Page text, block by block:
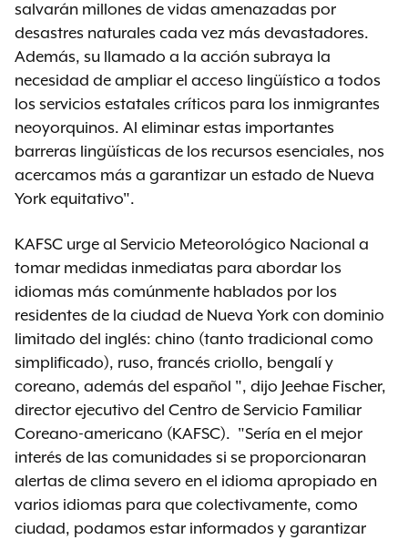
salvarán millones de vidas amenazadas por
desastres naturales cada vez más devastadores.
Además, su llamado a la acción subraya la
necesidad de ampliar el acceso lingüístico a todos
los servicios estatales críticos para los inmigrantes
neoyorquinos. Al eliminar estas importantes
barreras lingüísticas de los recursos esenciales, nos
acercamos más a garantizar un estado de Nueva
York equitativo".
KAFSC urge al Servicio Meteorológico Nacional a
tomar medidas inmediatas para abordar los
idiomas más comúnmente hablados por los
residentes de la ciudad de Nueva York con dominio
limitado del inglés: chino (tanto tradicional como
simplificado), ruso, francés criollo, bengalí y
coreano, además del español ", dijo Jeehae Fischer,
director ejecutivo del Centro de Servicio Familiar
Coreano-americano (KAFSC). "Sería en el mejor
interés de las comunidades si se proporcionaran
alertas de clima severo en el idioma apropiado en
varios idiomas para que colectivamente, como
ciudad, podamos estar informados y garantizar